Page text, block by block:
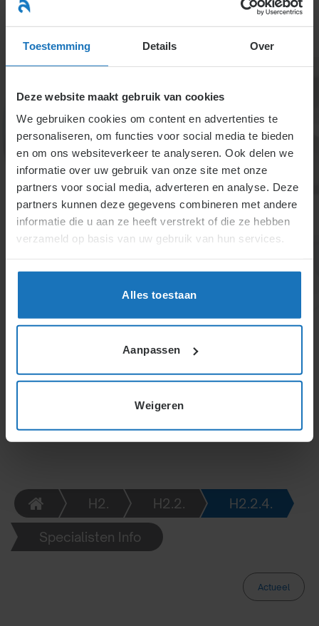
Toestemming Details Over
Deze website maakt gebruik van cookies
We gebruiken cookies om content en advertenties te
personaliseren, om functies voor social media te bieden
en om ons websiteverkeer te analyseren. Ook delen we
informatie over uw gebruik van onze site met onze
partners voor social media, adverteren en analyse. Deze
partners kunnen deze gegevens combineren met andere
informatie die u aan ze heeft verstrekt of die ze hebben
verzameld op basis van uw gebruik van hun services.
Alles toestaan
Aanpassen
Weigeren
naar
inhoud
2.2.4. Hoe te handelen
als een medewerker
gedeeltelijk
arbeidsongeschikt is?
Re-integratie ondersteunt medewerkers met
langdurige ziekte terug naar werk. Het proces omvat
evaluaties. Onenigheden kunnen leiden tot second-
opinions. Het doel is werk dat past bij de
belastbaarheid, met opties zoals subsidies en
proefplaatsing, en soms overplaatsing naar andere
H2. H2.2. H2.2.4.
Specialisten Info
Actueel